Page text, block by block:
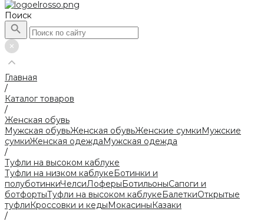
Поиск
Главная
/
Каталог товаров
/
Женская обувь
Мужская обувьЖенская обувьЖенские сумкиМужские
сумкиЖенская одеждаМужская одежда
/
Туфли на высоком каблуке
Туфли на низком каблукеБотинки и
полуботинкиЧелсиЛоферыБотильоныСапоги и
ботфортыТуфли на высоком каблукеБалеткиОткрытые
туфлиКроссовки и кедыМокасиныКазаки
/